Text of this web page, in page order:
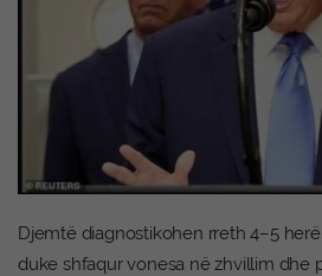
Djemtë diagnostikohen rreth 4–5
duke shfaqur vonesa në zhvillim dhe